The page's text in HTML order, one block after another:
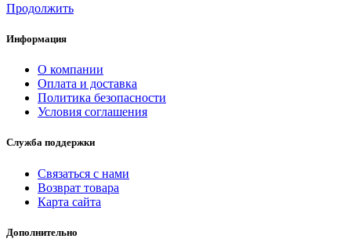
Продолжить
Информация
О компании
Оплата и доставка
Политика безопасности
Условия соглашения
Служба поддержки
Связаться с нами
Возврат товара
Карта сайта
Дополнительно